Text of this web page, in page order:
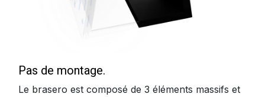
Pas de montage.
Le brasero est composé de 3 éléments massifs et